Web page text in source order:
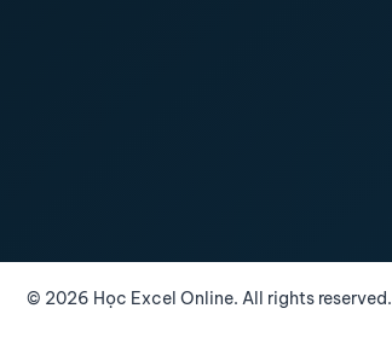
© 2026 Học Excel Online. All rights reserved.